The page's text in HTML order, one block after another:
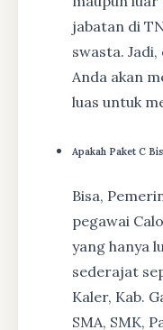
jabatan di
swasta.
Anda akan
luas untuk
Apakah Paket C
Bisa,
pegawai
yang hanya
sederajat
Kaler, Kab.
SMA, SMK,